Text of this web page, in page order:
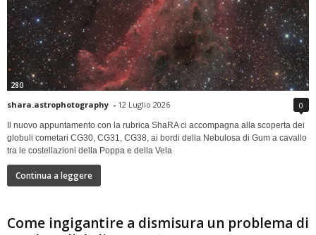
280
shara.astrophotography - 12 Luglio 2026 0
Il nuovo appuntamento con la rubrica ShaRA ci accompagna alla scoperta dei
globuli cometari CG30, CG31, CG38, ai bordi della Nebulosa di Gum a cavallo
tra le costellazioni della Poppa e della Vela
Continua a leggere
Come ingigantire a dismisura un problema di